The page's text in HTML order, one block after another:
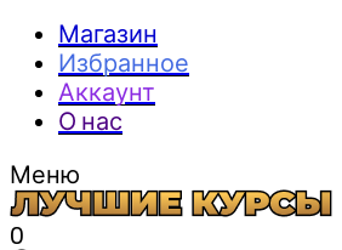
Магазин
Избранное
Аккаунт
О нас
Меню
0